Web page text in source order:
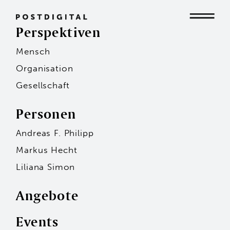
Mensch
Organisation
Gesellschaft
Perspektiven
Mensch
Organisation
Gesellschaft
Personen
Andreas F. Philipp
Markus Hecht
Liliana Simon
Angebote
Events